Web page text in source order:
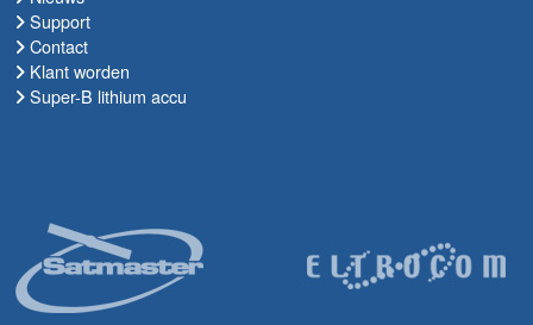
Support
Contact
Klant worden
Super-B lithium accu